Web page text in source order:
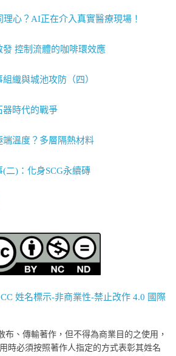
心？AI正在介入真實醫療現場！
控制流體的咖啡環效應
織與城池攻防（四）
器時代的戰爭
溫度？多層隔熱材料
二)：化身SCG永續磚
姓名標示-非商業性-禁止改作 4.0 國際
布、傳輸著作，但不得為商業目的之使用，
時必須按照著作人指定的方式表彰其姓名